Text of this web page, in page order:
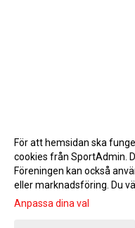
Gå till
För att hemsidan ska
cookies från SportAdmin.
Föreningen kan också
eller marknadsföring. Du
Anpassa dina val